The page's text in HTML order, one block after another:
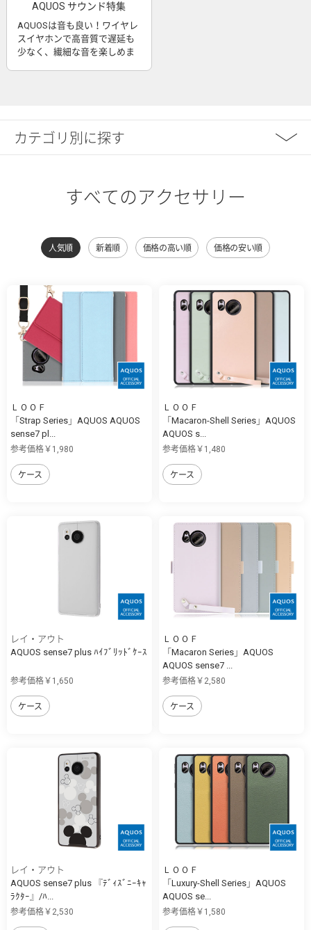
AQUOS サウンド特集
AQUOSは音も良い！ワイヤレ
スイヤホンで高音質で遅延も
少なく、繊細な音を楽しめま
カテゴリ別に探す
すべてのアクセサリー
人気順 新着順 価格の高い順 価格の安い順
ＬＯＯＦ
「Strap Series」AQUOS AQUOS
sense7 pl...
参考価格￥1,980
ケース
ＬＯＯＦ
「Macaron-Shell Series」AQUOS
AQUOS s...
参考価格￥1,480
ケース
レイ・アウト
AQUOS sense7 plus ﾊｲﾌﾞﾘｯﾄﾞｹｰｽ
参考価格￥1,650
ケース
ＬＯＯＦ
「Macaron Series」AQUOS
AQUOS sense7 ...
参考価格￥2,580
ケース
レイ・アウト
AQUOS sense7 plus 『ﾃﾞｨｽﾞﾆｰｷｬ
ﾗｸﾀｰ』/ﾊ...
参考価格￥2,530
ＬＯＯＦ
「Luxury-Shell Series」AQUOS
AQUOS se...
参考価格￥1,580